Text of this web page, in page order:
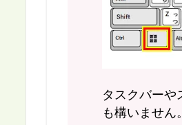
タスクバーや
も構いません